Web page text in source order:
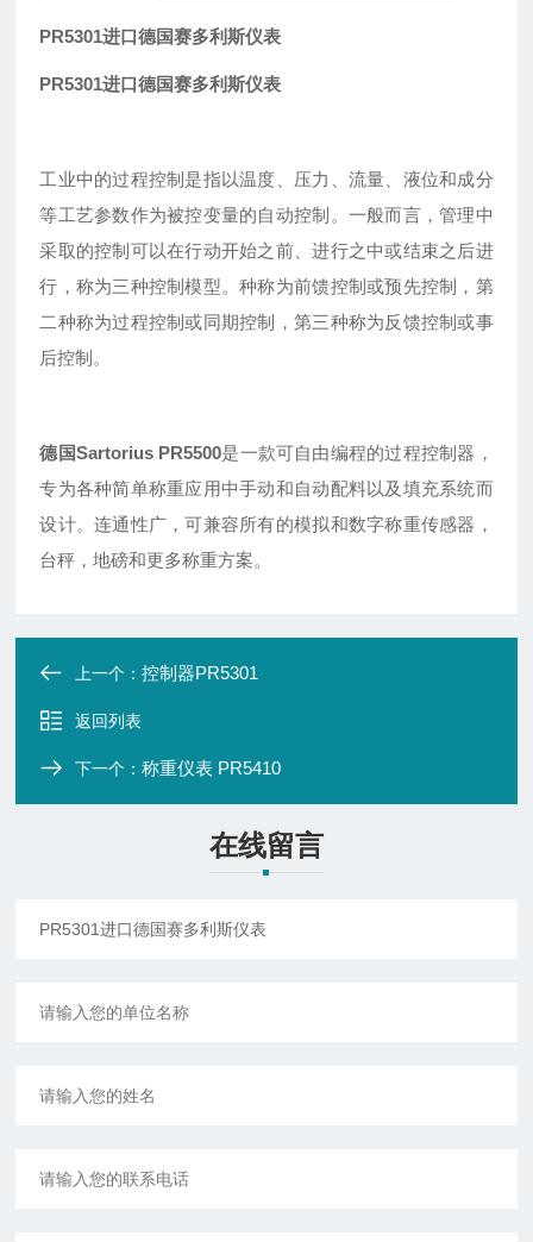
PR5301进口德国赛多利斯仪表
PR5301进口德国赛多利斯仪表
工业中的过程控制是指以温度、压力、流量、液位和成分
等工艺参数作为被控变量的自动控制。一般而言，管理中
采取的控制可以在行动开始之前、进行之中或结束之后进
行，称为三种控制模型。种称为前馈控制或预先控制，第
二种称为过程控制或同期控制，第三种称为反馈控制或事
后控制。
德国Sartorius PR5500是一款可自由编程的过程控制器，
专为各种简单称重应用中手动和自动配料以及填充系统而
设计。连通性广，可兼容所有的模拟和数字称重传感器，
台秤，地磅和更多称重方案。
上一个：控制器PR5301
返回列表
下一个：称重仪表 PR5410
在线留言